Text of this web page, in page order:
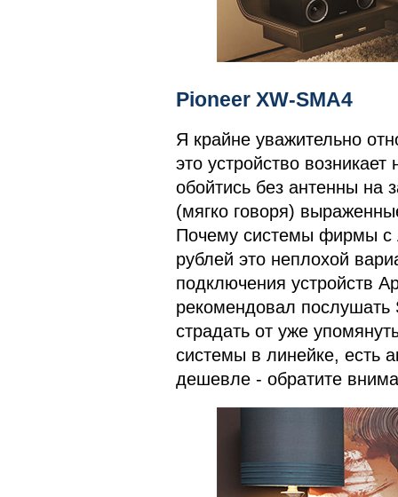
Pioneer XW-SMA4
Я крайне уважительно
это устройство
обойтись без антенны на
(мягко говоря)
Почему системы фирмы с
рублей это неплохой
подключения устройств
рекомендовал послушать
страдать от уже
системы в линейке, есть
дешевле - обратите